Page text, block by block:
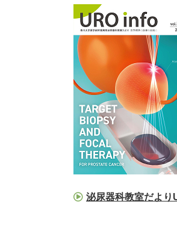
泌尿器科教室だよ